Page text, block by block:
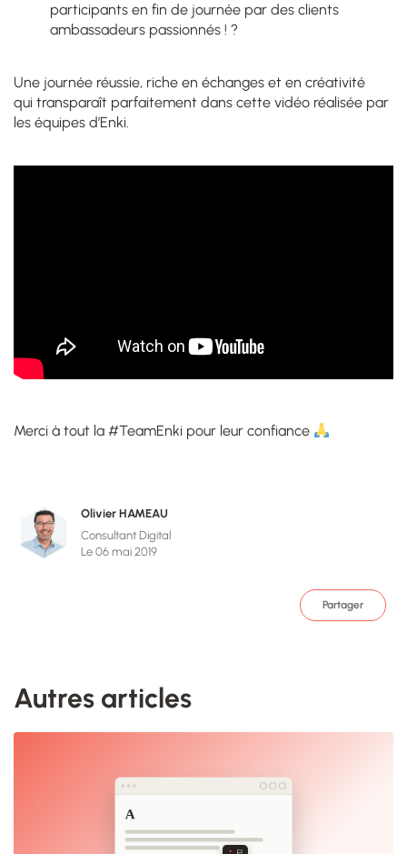
participants en fin de journée par des clients
ambassadeurs passionnés ! ?
Une journée réussie, riche en échanges et en créativité
qui transparaît parfaitement dans cette vidéo réalisée par
les équipes d’Enki.
Merci à tout la #TeamEnki pour leur confiance
Olivier HAMEAU
Consultant Digital
Le 06 mai 2019
Partager
Autres articles